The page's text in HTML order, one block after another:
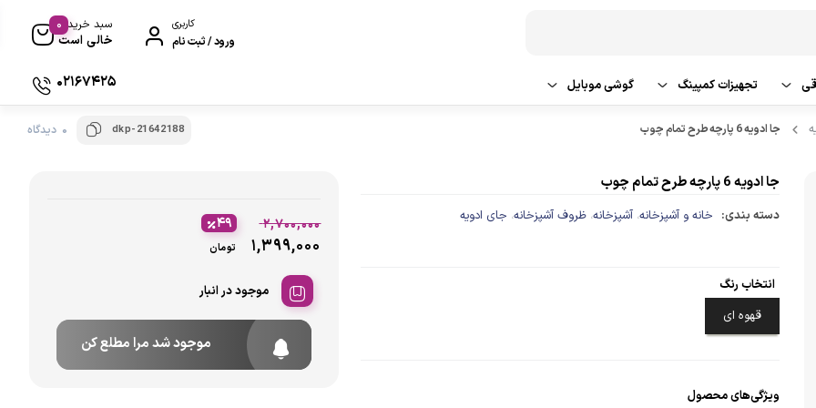
کاربری
ورود / ثبت نام
سبد خرید
خالی است
0
شو و نظافت
و گرمایش
تجهیزات کمپینگ
تراول ماگ
گوشی موبایل
گوشی شیائومی
گوشی اپل
02167425
جا ادویه 6 پارچه طرح تمام چوب dkp-21642188 0 دیدگاه
جا ادویه 6 پارچه طرح تمام چوب
دسته بندی: خانه و آشپزخانه،آشپزخانه،ظروف آشپزخانه، جای ادویه
انتخاب رنگ
قهوه ای
ویژگی‌های محصول
۲,۷۰۰,۰۰۰
۱,۳۹۹,۰۰۰ تومان
۴۹
موجود در انبار
موجود شد مرا مطلع کن